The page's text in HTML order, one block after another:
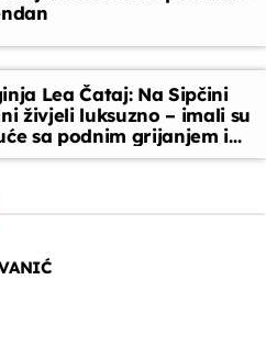
Lea Čataj: Na Sipčini
živjeli luksuzno – imali su
sa podnim grijanjem i
zidovima